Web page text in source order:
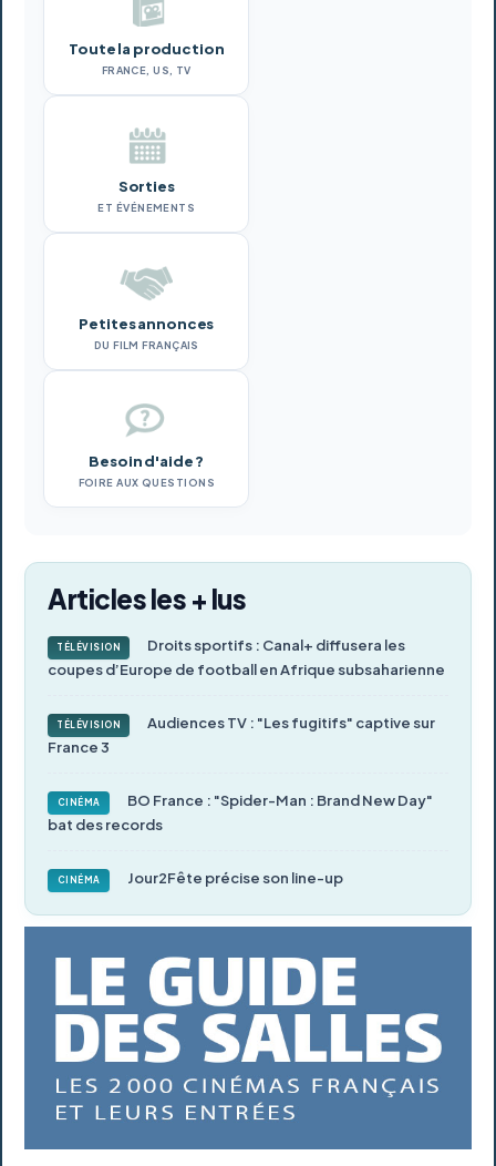
Toute la production
FRANCE, US, TV
Sorties
ET ÉVÉNEMENTS
Petites annonces
DU FILM FRANÇAIS
Besoin d'aide ?
FOIRE AUX QUESTIONS
Articles les + lus
TÉLÉVISION
Droits sportifs : Canal+ diffusera les
coupes d’Europe de football en Afrique subsaharienne
TÉLÉVISION
Audiences TV : "Les fugitifs" captive sur
France 3
CINÉMA
BO France : "Spider-Man : Brand New Day"
bat des records
CINÉMA Jour2Fête précise son line-up